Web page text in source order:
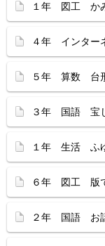
１年 図工 か
４年 インター
５年 算数 台
３年 国語 宝
１年 生活 ふ
６年 図工 版
２年 国語 お